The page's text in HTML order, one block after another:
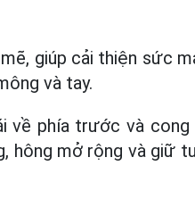
giúp cải thiện sức
và tay.
về phía trước và
hông mở rộng và giữ